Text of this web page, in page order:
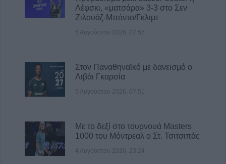
χαλαζόπληκτους παραγωγούς της Π.Ε.
Λάρισας
4 Αυγούστου 2026, 19:12
Λέφσκι, «ματσάρα» 3-3 στο Σεν
Ζιλουάζ-Μπόντο/Γκλιμτ
5 Αυγούστου 2026, 07:55
Στον Παναθηναϊκό με δανεισμό ο
Λιβάι Γκαρσία
5 Αυγούστου 2026, 07:51
Με το δεξί στο τουρνουά Masters
1000 του Μόντρεαλ ο Στ. Τσιτσιπάς
4 Αυγούστου 2026, 23:24